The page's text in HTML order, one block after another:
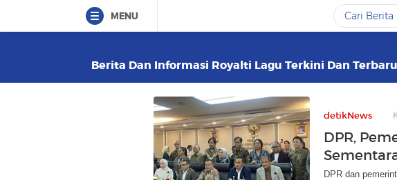
MENU
Berita Dan Informasi Royalti Lagu Terkini Dan
detikNews
DPR,
DPR dan